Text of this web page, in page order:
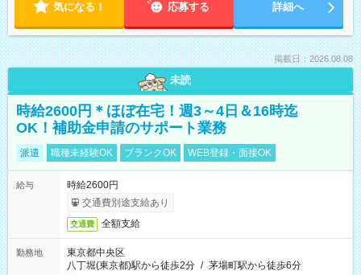
気になる！ 応募する 詳細へ
掲載日：2026.08.08
未読
時給2600円＊ほぼ在宅！週3～4日＆16時迄
OK！補助金申請のサポート業務
派遣 職種未経験OK ブランクOK WEB登録・面接OK
給与
時給2600円
交通費別途支給あり
交通費 全額支給
勤務地
東京都中央区
八丁堀(東京都)駅から徒歩2分 / 茅場町駅から徒歩6分